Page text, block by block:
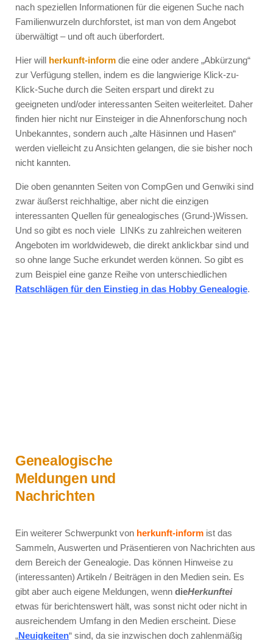
nach speziellen Informationen für die eigenen Suche nach
Familienwurzeln durchforstet, ist man von dem Angebot
überwältigt – und oft auch überfordert.
Hier will herkunft-inform die eine oder andere „Abkürzung“
zur Verfügung stellen, indem es die langwierige Klick-zu-
Klick-Suche durch die Seiten erspart und direkt zu
geeigneten und/oder interessanten Seiten weiterleitet. Daher
finden hier nicht nur Einsteiger in die Ahnenforschung noch
Unbekanntes, sondern auch „alte Häsinnen und Hasen“
werden vielleicht zu Ansichten gelangen, die sie bisher noch
nicht kannten.
Die oben genannten Seiten von CompGen und Genwiki sind
zwar äußerst reichhaltige, aber nicht die einzigen
interessanten Quellen für genealogisches (Grund-)Wissen.
Und so gibt es noch viele LINKs zu zahlreichen weiteren
Angeboten im worldwideweb, die direkt anklickbar sind und
so ohne lange Suche erkundet werden können. So gibt es
zum Beispiel eine ganze Reihe von unterschiedlichen
Ratschlägen für den Einstieg in das Hobby Genealogie.
Genealogische
Meldungen und
Nachrichten
Ein weiterer Schwerpunkt von herkunft-inform ist das
Sammeln, Auswerten und Präsentieren von Nachrichten aus
dem Bereich der Genealogie. Das können Hinweise zu
(interessanten) Artikeln / Beiträgen in den Medien sein. Es
gibt aber auch eigene Meldungen, wenn dieHerkunftei
etwas für berichtenswert hält, was sonst nicht oder nicht in
ausreichendem Umfang in den Medien erscheint. Diese
„Neuigkeiten“ sind, da sie inzwischen doch zahlenmäßig